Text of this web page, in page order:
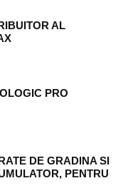
AL
PRO
DE GRADINA SI
PENTRU